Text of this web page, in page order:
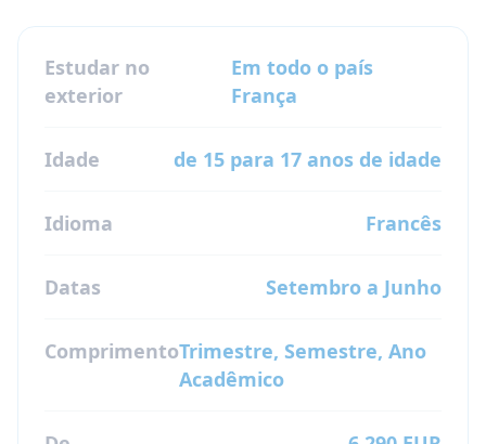
Estudar no
exterior
Em todo o país
França
Idade de 15 para 17 anos de idade
Idioma Francês
Datas Setembro a Junho
ComprimentoTrimestre, Semestre, Ano
Acadêmico